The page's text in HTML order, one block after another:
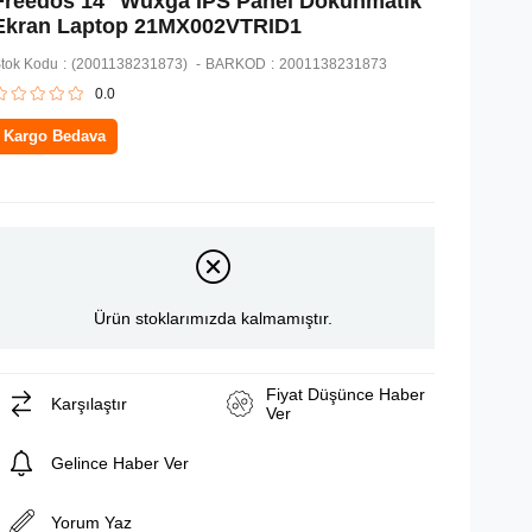
Laptop 21MX002VTRID1
Kodu (2001138231873) BARKOD : 2001138231873
0.0
Kargo Bedava
Ürün stoklarımızda kalmamıştır.
Karşılaştır
Fiyat Düşünce Haber
Ver
Gelince Haber Ver
Yorum Yaz